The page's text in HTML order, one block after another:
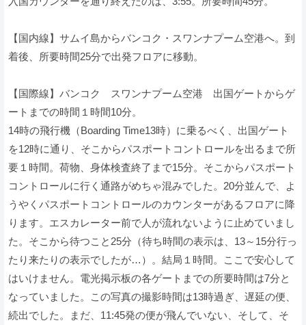
【国内線】サムイ島からバンコク・スワンナプーム空港へ。到
着後、所要時間25分で出発フロアに移動。
【国際線】バンコク スワンナプーム空港 出国ゲートからゲ
ートまでの時間１時間10分。
14時の飛行機（Boarding Time13時）に乗るべく、出国ゲート
を12時に通り、そこからパスポートコントロールを出るまで所
要１時間。荷物、身体検査終了まで15分。そこからパスポート
コントロールに行く通路がめちゃ混みでした。20分並んで、よ
うやくパスポートコントロールのカウンターがあるフロアに降
ります。エスカレーター前で人が流れないように止めていまし
た。そこから待つこと25分（待ち時間の表示は、13～15分行っ
たり来たりの表示でしたが…）。結局１時間。ここで安心して
はいけません。電光掲示板の各ゲートまでの所要時間は7分と
なっていました。この写真の撮影時間は13時過ぎ、遅延の便、
続出でした。まだ、11:45発の便が飛んでいない、そして、そ